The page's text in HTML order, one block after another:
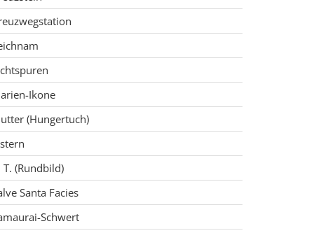
Ikone
(Hungertuch)
T. (Rundbild)
Santa Facies
Schwert